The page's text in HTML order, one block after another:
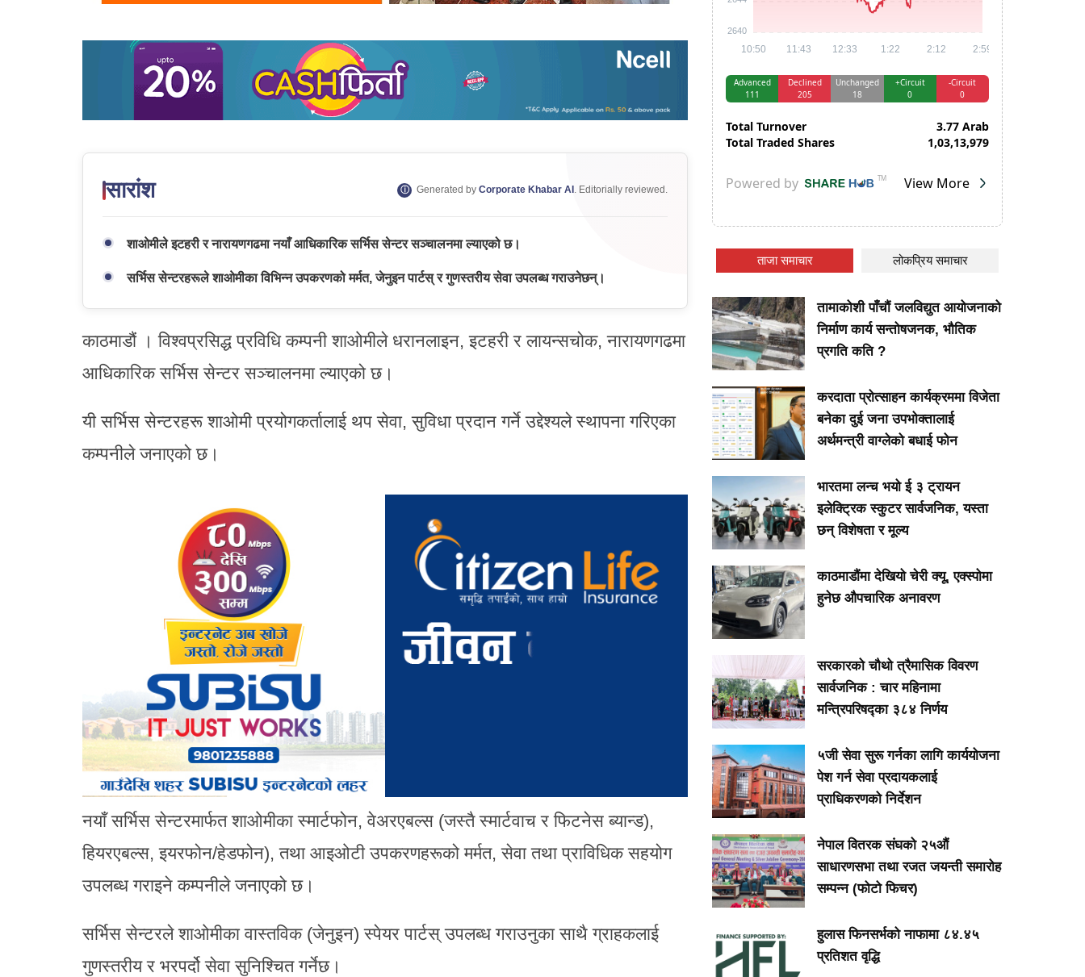
सारांश Generated by Corporate Khabar AI . Editorially reviewed.
शाओमीले इटहरी र नारायणगढमा नयाँ आधिकारिक सर्भिस सेन्टर सञ्चालनमा ल्याएको छ।
सर्भिस सेन्टरहरूले शाओमीका विभिन्न उपकरणको मर्मत, जेनुइन पार्टस् र गुणस्तरीय सेवा उपलब्ध गराउनेछन्।
काठमाडौं । विश्वप्रसिद्ध प्रविधि कम्पनी शाओमीले धरानलाइन, इटहरी र लायन्सचोक, नारायणगढमा
आधिकारिक सर्भिस सेन्टर सञ्चालनमा ल्याएको छ।
यी सर्भिस सेन्टरहरू शाओमी प्रयोगकर्तालाई थप सेवा, सुविधा प्रदान गर्ने उद्देश्यले स्थापना गरिएका
कम्पनीले जनाएको छ।
नयाँ सर्भिस सेन्टरमार्फत शाओमीका स्मार्टफोन, वेअरएबल्स (जस्तै स्मार्टवाच र फिटनेस ब्यान्ड),
हियरएबल्स, इयरफोन/हेडफोन), तथा आइओटी उपकरणहरूको मर्मत, सेवा तथा प्राविधिक सहयोग
उपलब्ध गराइने कम्पनीले जनाएको छ।
सर्भिस सेन्टरले शाओमीका वास्तविक (जेनुइन) स्पेयर पार्टस् उपलब्ध गराउनुका साथै ग्राहकलाई
गुणस्तरीय र भरपर्दो सेवा सुनिश्चित गर्नेछ।
ताजा समाचार लोकप्रिय समाचार
तामाकोशी पाँचौं जलविद्युत आयोजनाको
निर्माण कार्य सन्तोषजनक, भौतिक
प्रगति कति ?
करदाता प्रोत्साहन कार्यक्रममा विजेता
बनेका दुई जना उपभोक्तालाई
अर्थमन्त्री वाग्लेको बधाई फोन
भारतमा लन्च भयो ई ३ ट्रायन
इलेक्ट्रिक स्कुटर सार्वजनिक, यस्ता
छन् विशेषता र मूल्य
काठमाडौंमा देखियो चेरी क्यू, एक्स्पोमा
हुनेछ औपचारिक अनावरण
सरकारको चौथो त्रैमासिक विवरण
सार्वजनिक : चार महिनामा
मन्त्रिपरिषद्का ३८४ निर्णय
५जी सेवा सुरू गर्नका लागि कार्ययोजना
पेश गर्न सेवा प्रदायकलाई
प्राधिकरणको निर्देशन
नेपाल वितरक संघको २५औं
साधारणसभा तथा रजत जयन्ती समारोह
सम्पन्न (फोटो फिचर)
हुलास फिनसर्भको नाफामा ८४.४५
प्रतिशत वृद्धि